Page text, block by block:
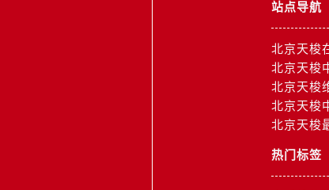
站点导航
北京天梭
北京天梭
北京天梭
北京天梭
北京天梭
热门标签